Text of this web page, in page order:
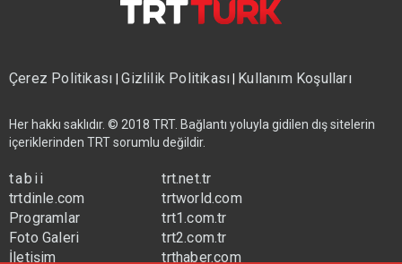
Çerez Politikası|Gizlilik Politikası| Kullanım Koşulları
Her hakkı saklıdır. © 2018 TRT. Bağlantı yoluyla gidilen dış sitelerin
içeriklerinden TRT sorumlu değildir.
tabii
trtdinle.com
Programlar
Foto Galeri
İletişim
trt.net.tr
trtworld.com
trt1.com.tr
trt2.com.tr
trthaber.com